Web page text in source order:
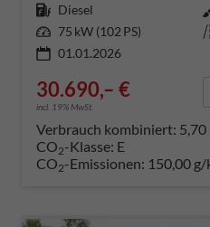
Kraftstoff Diesel
Leistung 75 kW (102 PS)
01.01.2026
30.690,– €
incl. 19% MwSt.
Verbrauch kombiniert:
CO2-Klasse: E
CO2-Emissionen: 150,00 g/